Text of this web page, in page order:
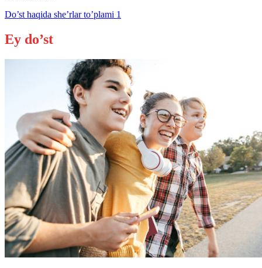
Do’st haqida she’rlar to’plami 1
Ey do’st